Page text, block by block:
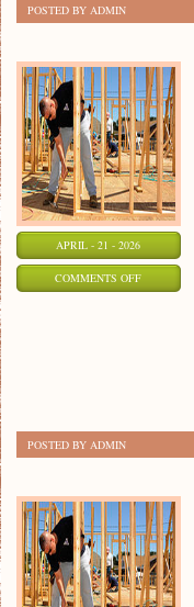
POSTED BY ADMIN
APRIL - 21 - 2026
COMMENTS OFFON
POSTED BY ADMIN